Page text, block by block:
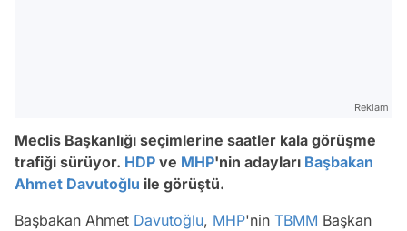
Reklam
Meclis Başkanlığı seçimlerine saatler kala görüşme
trafiği sürüyor. HDP ve MHP'nin adayları Başbakan
Ahmet Davutoğlu ile görüştü.
Başbakan Ahmet Davutoğlu, MHP'nin TBMM Başkan